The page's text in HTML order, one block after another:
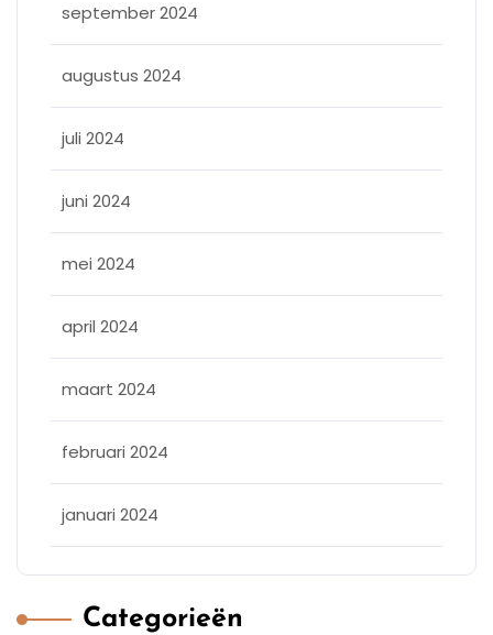
september 2024
augustus 2024
juli 2024
juni 2024
mei 2024
april 2024
maart 2024
februari 2024
januari 2024
Categorieën